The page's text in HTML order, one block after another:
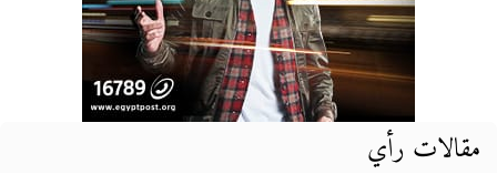
مقالات رأي